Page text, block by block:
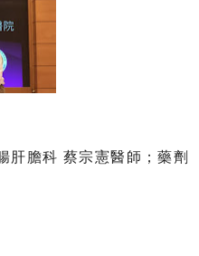
肝膽科 蔡宗憲醫師；藥劑